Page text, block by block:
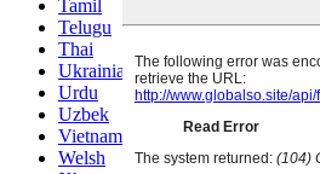
Tamil
Telugu
Thai
Ukrainian
Urdu
Uzbek
Vietnamese
Welsh